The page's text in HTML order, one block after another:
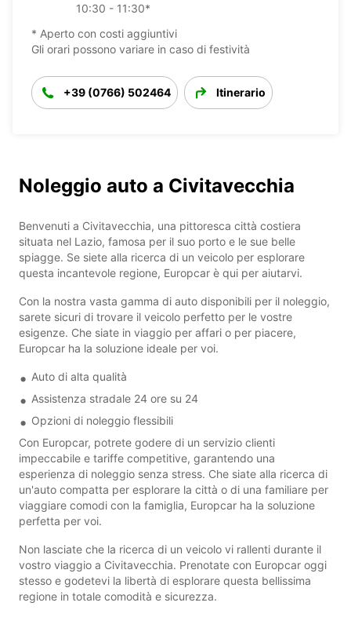
10:30 - 11:30*
* Aperto con costi aggiuntivi
Gli orari possono variare in caso di festività
+39 (0766) 502464 Itinerario
Noleggio auto a Civitavecchia
Benvenuti a Civitavecchia, una pittoresca città costiera
situata nel Lazio, famosa per il suo porto e le sue belle
spiagge. Se siete alla ricerca di un veicolo per esplorare
questa incantevole regione, Europcar è qui per aiutarvi.
Con la nostra vasta gamma di auto disponibili per il noleggio,
sarete sicuri di trovare il veicolo perfetto per le vostre
esigenze. Che siate in viaggio per affari o per piacere,
Europcar ha la soluzione ideale per voi.
Auto di alta qualità
Assistenza stradale 24 ore su 24
Opzioni di noleggio flessibili
Con Europcar, potrete godere di un servizio clienti
impeccabile e tariffe competitive, garantendo una
esperienza di noleggio senza stress. Che siate alla ricerca di
un'auto compatta per esplorare la città o di una familiare per
viaggiare comodi con la famiglia, Europcar ha la soluzione
perfetta per voi.
Non lasciate che la ricerca di un veicolo vi rallenti durante il
vostro viaggio a Civitavecchia. Prenotate con Europcar oggi
stesso e godetevi la libertà di esplorare questa bellissima
regione in totale comodità e sicurezza.